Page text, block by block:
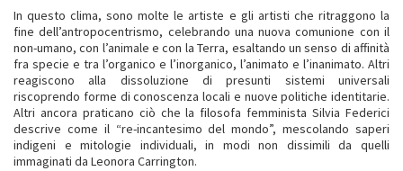
In questo clima, sono molte le artiste e gli artisti che ritraggono la
fine dell’antropocentrismo, celebrando una nuova comunione con il
non-umano, con l’animale e con la Terra, esaltando un senso di affinità
fra specie e tra l’organico e l’inorganico, l’animato e l’inanimato. Altri
reagiscono alla dissoluzione di presunti sistemi universali
riscoprendo forme di conoscenza locali e nuove politiche identitarie.
Altri ancora praticano ciò che la filosofa femminista Silvia Federici
descrive come il “re-incantesimo del mondo”, mescolando saperi
indigeni e mitologie individuali, in modi non dissimili da quelli
immaginati da Leonora Carrington.